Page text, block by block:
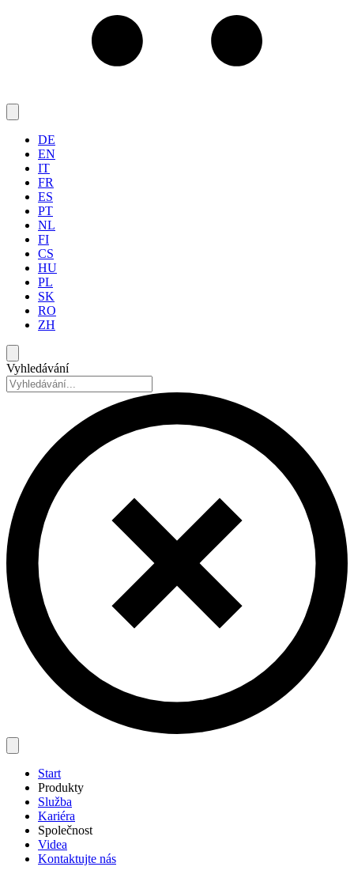
DE
EN
IT
FR
ES
PT
NL
FI
CS
HU
PL
SK
RO
ZH
Vyhledávání
Start
Produkty
Služba
Kariéra
Společnost
Videa
Kontaktujte nás